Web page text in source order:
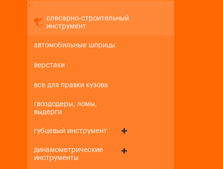
+-
слесарно-строительный
инструмент
автомобильные шприцы
верстаки
все для правки кузова
гвоздодеры, ломы,
выдерги
губцевый инструмент
динамометрические
инструменты